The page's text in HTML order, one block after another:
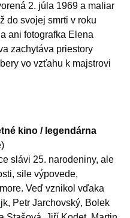
2. júla 1969 a maliar
do svojej smrti v roku
ani fotografka Elena
zachytáva priestory
vo vzťahu k majstrovi
kino / legendárna
slávi 25. narodeniny, ale
sile výpovede,
Veď vznikol vďaka
Petr Jarchovský, Bolek